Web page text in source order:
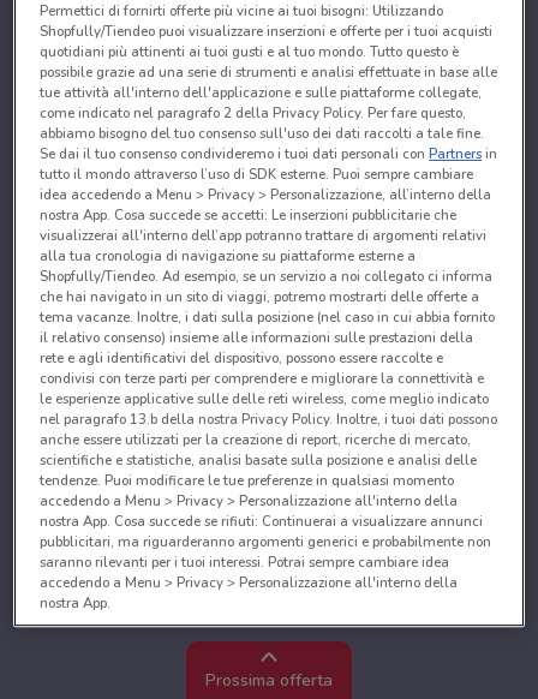
Prossima offerta
Permettici di fornirti offerte più vicine ai tuoi bisogni: Utilizzando
Shopfully/Tiendeo puoi visualizzare inserzioni e offerte per i tuoi acquisti
quotidiani più attinenti ai tuoi gusti e al tuo mondo. Tutto questo è
possibile grazie ad una serie di strumenti e analisi effettuate in base alle
tue attività all'interno dell'applicazione e sulle piattaforme collegate,
come indicato nel paragrafo 2 della Privacy Policy. Per fare questo,
abbiamo bisogno del tuo consenso sull'uso dei dati raccolti a tale fine.
Se dai il tuo consenso condivideremo i tuoi dati personali conPartnersin
tutto il mondo attraverso l’uso di SDK esterne. Puoi sempre cambiare
idea accedendo a Menu > Privacy > Personalizzazione, all’interno della
nostra App. Cosa succede se accetti: Le inserzioni pubblicitarie che
visualizzerai all'interno dell’app potranno trattare di argomenti relativi
alla tua cronologia di navigazione su piattaforme esterne a
Shopfully/Tiendeo. Ad esempio, se un servizio a noi collegato ci informa
che hai navigato in un sito di viaggi, potremo mostrarti delle offerte a
tema vacanze. Inoltre, i dati sulla posizione (nel caso in cui abbia fornito
il relativo consenso) insieme alle informazioni sulle prestazioni della
rete e agli identificativi del dispositivo, possono essere raccolte e
condivisi con terze parti per comprendere e migliorare la connettività e
le esperienze applicative sulle delle reti wireless, come meglio indicato
nel paragrafo 13.b della nostra Privacy Policy. Inoltre, i tuoi dati possono
anche essere utilizzati per la creazione di report, ricerche di mercato,
scientifiche e statistiche, analisi basate sulla posizione e analisi delle
tendenze. Puoi modificare le tue preferenze in qualsiasi momento
accedendo a Menu > Privacy > Personalizzazione all'interno della
nostra App. Cosa succede se rifiuti: Continuerai a visualizzare annunci
pubblicitari, ma riguarderanno argomenti generici e probabilmente non
saranno rilevanti per i tuoi interessi. Potrai sempre cambiare idea
accedendo a Menu > Privacy > Personalizzazione all'interno della
nostra App.
Noi e i nostri partner trattiamo i dati per fornire:
Utilizzare dati di geolocalizzazione precisi. Scansione attiva delle
caratteristiche del dispositivo ai fini dell’identificazione. Archiviare